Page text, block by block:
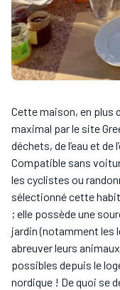
Cette maison, en plus
maximal par le site
déchets, de l’eau et de
Compatible sans
les cyclistes ou
sélectionné cette
; elle possède une
jardin (notamment les
abreuver leurs
possibles depuis le
nordique ! De quoi se